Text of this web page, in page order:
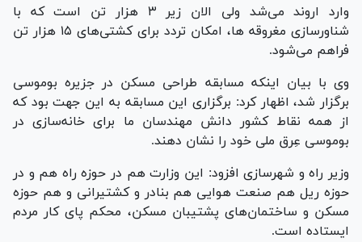
وارد اروند می‌شد ولی الان زیر ۳ هزار تن است که با
شناورسازی مغروقه ها، امکان تردد برای کشتی‌های ۱۵ هزار تن
فراهم می‌شود.
وی با بیان اینکه مسابقه طراحی مسکن در جزیره بوموسی
برگزار شد، اظهار کرد: برگزاری این مسابقه به این جهت بود که
از همه نقاط کشور دانش مهندسان ما برای خانه‌سازی در
بوموسی عِرق ملی خود را نشان دهند.
وزیر راه و شهرسازی افزود: این وزارت هم در حوزه راه هم و در
حوزه ریل هم صنعت هوایی هم بنادر و کشتیرانی و هم حوزه
مسکن و ساختمان‌های پشتیبان مسکن، محکم پای کار مردم
ایستاده است.